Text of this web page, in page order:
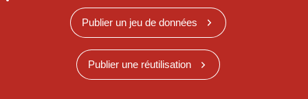
Publier un jeu de données
Publier une réutilisation